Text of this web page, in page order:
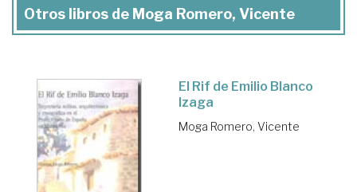
Otros libros de Moga Romero, Vicente
El Rif de Emilio Blanco
Izaga
Moga Romero, Vicente